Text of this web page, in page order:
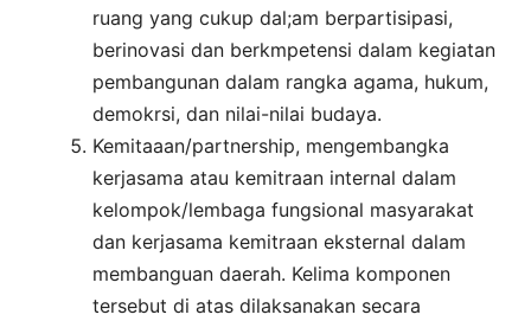
ruang yang cukup dal;am berpartisipasi,
berinovasi dan berkmpetensi dalam kegiatan
pembangunan dalam rangka agama, hukum,
demokrsi, dan nilai-nilai budaya.
Kemitaaan/partnership, mengembangka
kerjasama atau kemitraan internal dalam
kelompok/lembaga fungsional masyarakat
dan kerjasama kemitraan eksternal dalam
membanguan daerah. Kelima komponen
tersebut di atas dilaksanakan secara